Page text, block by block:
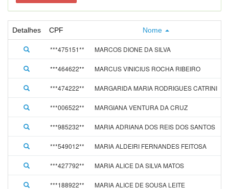
Detalhes CPF Nome
***475151** MARCOS DIONE DA SILVA
***464622** MARCUS VINICIUS ROCHA RIBEIRO
***474222** MARGARIDA MARIA RODRIGUES CATRINI
***006522** MARGIANA VENTURA DA CRUZ
***985232** MARIA ADRIANA DOS REIS DOS SANTOS
***549012** MARIA ALDEIRI FERNANDES FEITOSA
***427792** MARIA ALICE DA SILVA MATOS
***188922** MARIA ALICE DE SOUSA LEITE